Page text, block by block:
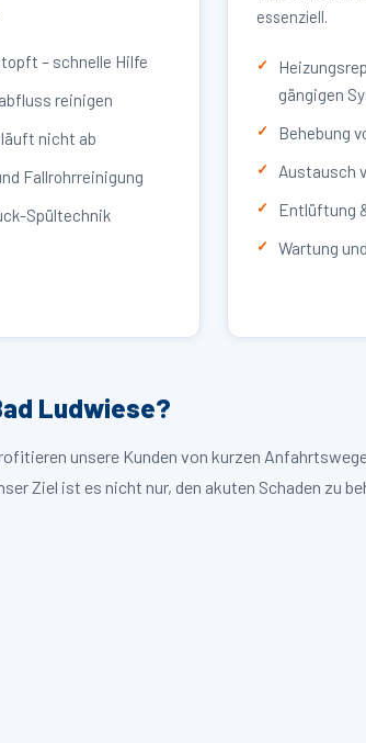
– schnelle Hilfe
reinigen
nicht ab
Fallrohrreinigung
Spültechnik
essenziell.
gängigen
Behebung
Austausch
Entlüftung
Wartung
Ludwiese?
unsere Kunden von kurzen
Ziel ist es nicht nur, den akuten Schaden zu